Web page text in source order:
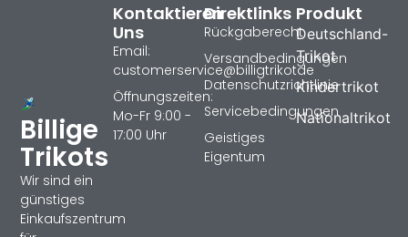
Billige
Trikots
Wir sind ein
günstiges
Einkaufszentrum
Produkt
Deutschland-
Trikot
Kindertrikot
Nationaltrikot
Direktlinks
Rückgaberecht
Versandbedingungen
Datenschutzrichtlinie
Servicebedingungen
Geistiges
Eigentum
Kontaktieren
Uns
Email:
customerservice@billigtrikotde
Öffnungszeiten:
Mo-Fr 9:00 -
17:00 Uhr